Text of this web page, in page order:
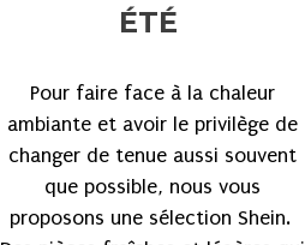
ÉTÉ
Pour faire face à la chaleur
ambiante et avoir le privilège de
changer de tenue aussi souvent
que possible, nous vous
proposons une sélection Shein.